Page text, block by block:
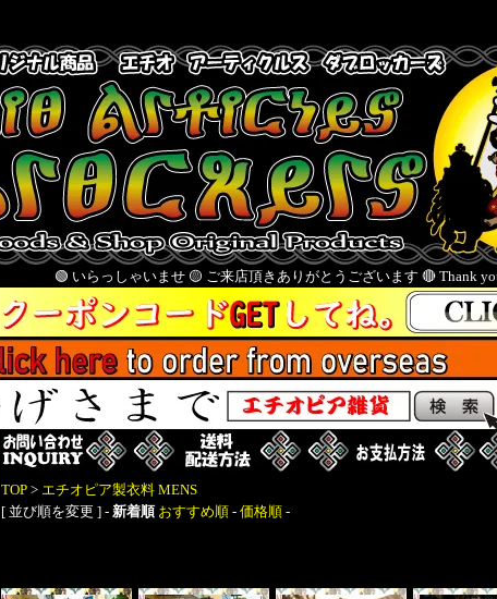
🟢 いらっしゃいませ 🟡 ご来店頂きありがとうございます 🔴 Thank you for
TOP > エチオピア製衣料 MENS
[ 並び順を変更 ] - 新着順 おすすめ順 - 価格順 -